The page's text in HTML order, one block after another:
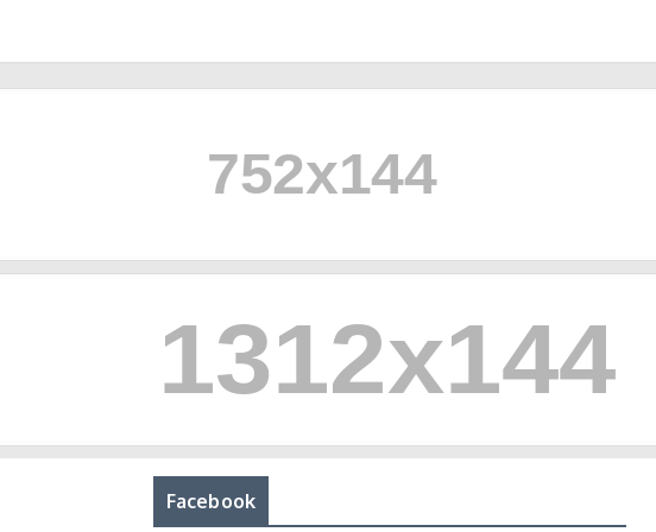
Facebook